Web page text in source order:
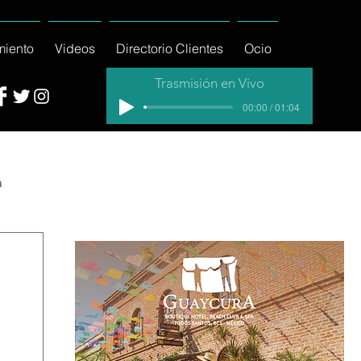
Videos Directorio Clientes Ocio
Trasmisión en Vivo
00:00 / 01:04